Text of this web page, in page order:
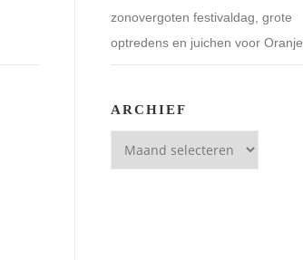
zonovergoten festivaldag, grote
optredens en juichen voor Oranje
ARCHIEF
Archief